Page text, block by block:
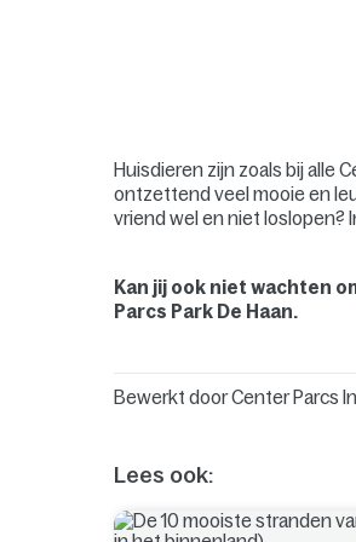
Huisdieren zijn zoals bij alle
ontzettend veel mooie en
vriend wel en niet loslopen?
Kan jij ook niet wachten
Parcs Park De Haan.
Bewerkt doorCenter Parcs
Lees ook: